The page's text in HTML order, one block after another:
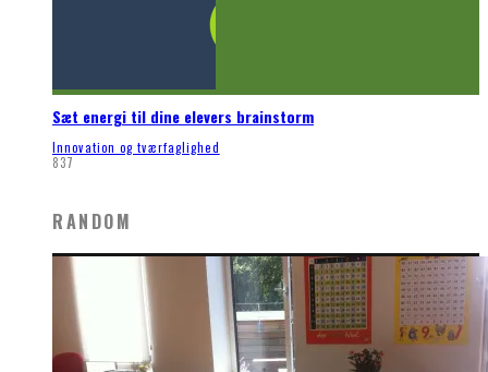
Sæt energi til dine elevers brainstorm
Innovation og tværfaglighed
837
RANDOM